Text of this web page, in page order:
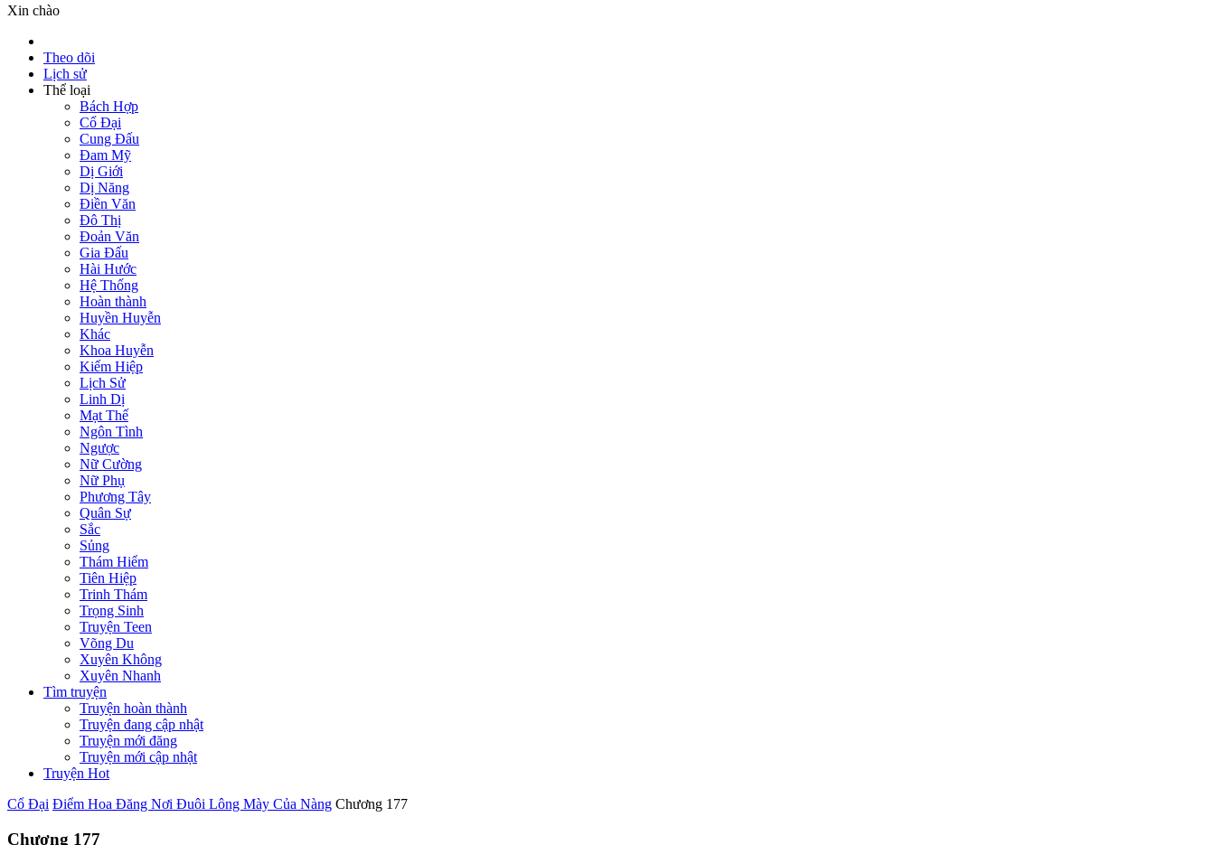
Xin chào
Theo dõi
Lịch sử
Thể loại
Bách Hợp
Cổ Đại
Cung Đấu
Đam Mỹ
Dị Giới
Dị Năng
Điền Văn
Đô Thị
Đoản Văn
Gia Đấu
Hài Hước
Hệ Thống
Hoàn thành
Huyền Huyễn
Khác
Khoa Huyễn
Kiếm Hiệp
Lịch Sử
Linh Dị
Mạt Thế
Ngôn Tình
Ngược
Nữ Cường
Nữ Phụ
Phương Tây
Quân Sự
Sắc
Sủng
Thám Hiểm
Tiên Hiệp
Trinh Thám
Trọng Sinh
Truyện Teen
Võng Du
Xuyên Không
Xuyên Nhanh
Tìm truyện
Truyện hoàn thành
Truyện đang cập nhật
Truyện mới đăng
Truyện mới cập nhật
Truyện Hot
Cổ Đại Điểm Hoa Đăng Nơi Đuôi Lông Mày Của Nàng Chương 177
Chương 177